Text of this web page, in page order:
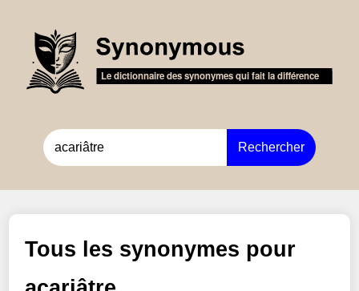
Rechercher
Tous les synonymes pour